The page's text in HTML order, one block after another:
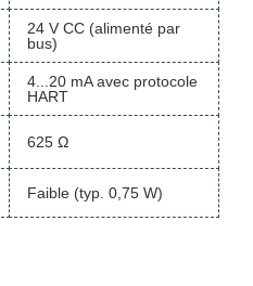
24 V CC (alimenté par
bus)
4...20 mA avec protocole
HART
625 Ω
Faible (typ. 0,75 W)